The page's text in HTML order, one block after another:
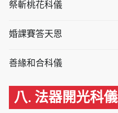
祭斬桃花科儀
婚課賽答天恩
善緣和合科儀
八. 法器開光科儀